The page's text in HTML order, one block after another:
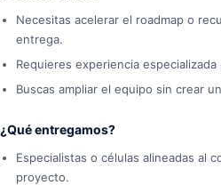
Necesitas acelerar el roadmap o
entrega.
Requieres experiencia
Buscas ampliar el equipo sin crear
¿Qué entregamos?
Especialistas o células alineadas al
proyecto.